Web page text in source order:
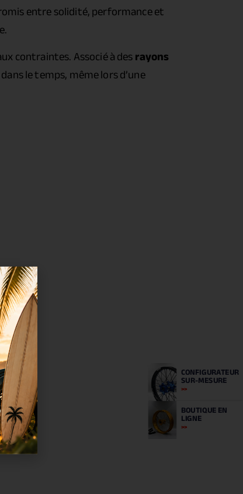
entre solidité, performance et
contraintes. Associé à desrayons
le temps, même lors d’une
CONFIGURATEUR
SUR-MESURE
BOUTIQUEEN
LIGNE